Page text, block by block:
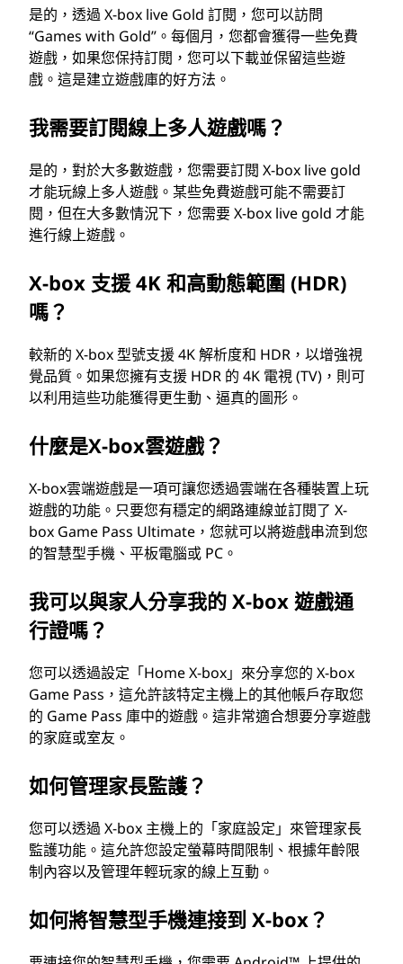
是的，透過 X-box live Gold 訂閱，您可以訪問
“Games with Gold”。每個月，您都會獲得一些免費
遊戲，如果您保持訂閱，您可以下載並保留這些遊
戲。這是建立遊戲庫的好方法。
我需要訂閱線上多人遊戲嗎？
是的，對於大多數遊戲，您需要訂閱 X-box live gold
才能玩線上多人遊戲。某些免費遊戲可能不需要訂
閱，但在大多數情況下，您需要 X-box live gold 才能
進行線上遊戲。
X-box 支援 4K 和高動態範圍 (HDR)
嗎？
較新的 X-box 型號支援 4K 解析度和 HDR，以增強視
覺品質。如果您擁有支援 HDR 的 4K 電視 (TV)，則可
以利用這些功能獲得更生動、逼真的圖形。
什麼是X-box雲遊戲？
X-box雲端遊戲是一項可讓您透過雲端在各種裝置上玩
遊戲的功能。只要您有穩定的網路連線並訂閱了 X-
box Game Pass Ultimate，您就可以將遊戲串流到您
的智慧型手機、平板電腦或 PC。
我可以與家人分享我的 X-box 遊戲通
行證嗎？
您可以透過設定「Home X-box」來分享您的 X-box
Game Pass，這允許該特定主機上的其他帳戶存取您
的 Game Pass 庫中的遊戲。這非常適合想要分享遊戲
的家庭或室友。
如何管理家長監護？
您可以透過 X-box 主機上的「家庭設定」來管理家長
監護功能。這允許您設定螢幕時間限制、根據年齡限
制內容以及管理年輕玩家的線上互動。
如何將智慧型手機連接到 X-box？